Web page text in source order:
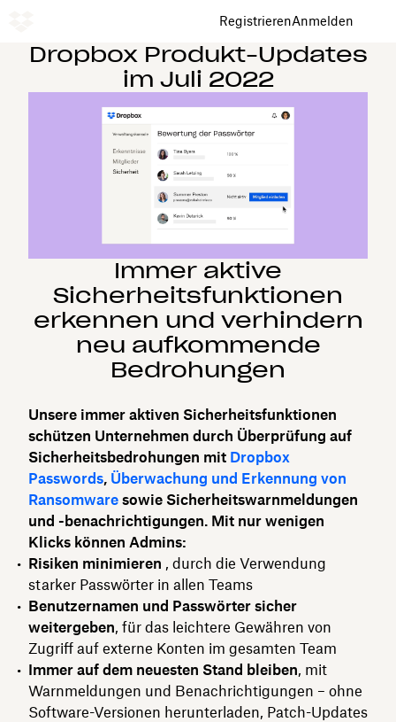
RegistrierenAnmelden
Dropbox Produkt-Updates
im Juli 2022
Immer aktive
Sicherheitsfunktionen
erkennen und verhindern
neu aufkommende
Bedrohungen
Unsere immer aktiven Sicherheitsfunktionen
schützen Unternehmen durch Überprüfung auf
Sicherheitsbedrohungen mit Dropbox
Passwords, Überwachung und Erkennung von
Ransomware sowie Sicherheitswarnmeldungen
und -benachrichtigungen. Mit nur wenigen
Klicks können Admins:
Risiken minimieren , durch die Verwendung
starker Passwörter in allen Teams
Benutzernamen und Passwörter sicher
weitergeben, für das leichtere Gewähren von
Zugriff auf externe Konten im gesamten Team
Immer auf dem neuesten Stand bleiben, mit
Warnmeldungen und Benachrichtigungen – ohne
Software-Versionen herunterladen, Patch-Updates